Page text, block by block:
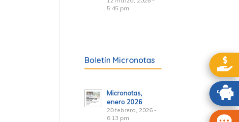
5:45 pm
Boletín Micronotas
Micronotas,
enero 2026
20 febrero, 2026 -
6:13 pm